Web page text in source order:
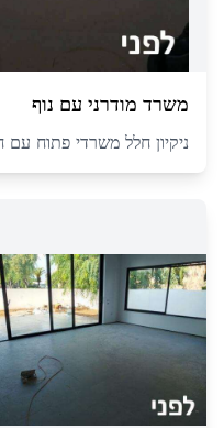
משרד מודרני עם נוף
ניקיון חלל משרדי פתוח עם